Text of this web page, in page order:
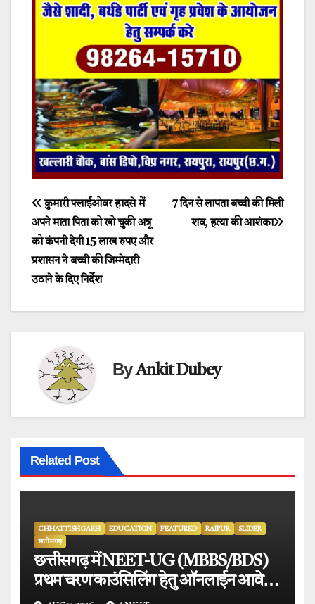
Post
navigation
7 दिन से लापता बच्ची की मिली
शव, हत्या की आशंका
कुमारी फ्लाईओवर हादसे में
अपने माता पिता को खो चुकी अन्नू
को कंपनी देगी 15 लाख रुपए और
प्रशासन ने बच्ची की जिम्मेदारी
उठाने के दिए निर्देश
ByAnkit Dubey
Related Post
CHHATTISHGARH EDUCATION FEATURED RAIPUR
SLIDER
छत्तीसगढ़
छत्तीसगढ़ में NEET-UG (MBBS/BDS)
प्रथम चरण काउंसिलिंग हेतु ऑनलाईन आवेदन